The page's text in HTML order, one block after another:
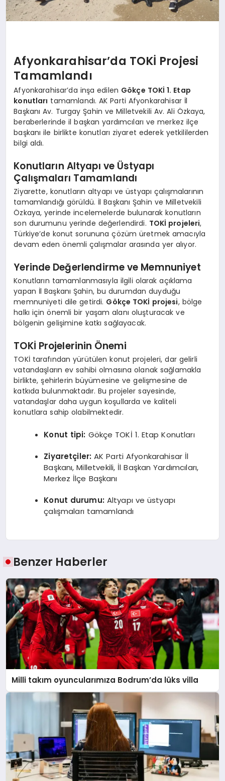
TEKNOLOJI
Afyonkarahisar’da TOKİ Projesi
Tamamlandı
Afyonkarahisar’da inşa edilen Gökçe TOKİ 1. Etap
konutları tamamlandı. AK Parti Afyonkarahisar İl
Başkanı Av. Turgay Şahin ve Milletvekili Av. Ali Özkaya,
beraberlerinde il başkan yardımcıları ve merkez ilçe
başkanı ile birlikte konutları ziyaret ederek yetkililerden
bilgi aldı.
Konutların Altyapı ve Üstyapı
Çalışmaları Tamamlandı
Ziyarette, konutların altyapı ve üstyapı çalışmalarının
tamamlandığı görüldü. İl Başkanı Şahin ve Milletvekili
Özkaya, yerinde incelemelerde bulunarak konutların
son durumunu yerinde değerlendirdi. TOKİ projeleri,
Türkiye’de konut sorununa çözüm üretmek amacıyla
devam eden önemli çalışmalar arasında yer alıyor.
Yerinde Değerlendirme ve Memnuniyet
Konutların tamamlanmasıyla ilgili olarak açıklama
yapan İl Başkanı Şahin, bu durumdan duyduğu
memnuniyeti dile getirdi. Gökçe TOKİ projesi, bölge
halkı için önemli bir yaşam alanı oluşturacak ve
bölgenin gelişimine katkı sağlayacak.
TOKİ Projelerinin Önemi
TOKİ tarafından yürütülen konut projeleri, dar gelirli
vatandaşların ev sahibi olmasına olanak sağlamakla
birlikte, şehirlerin büyümesine ve gelişmesine de
katkıda bulunmaktadır. Bu projeler sayesinde,
vatandaşlar daha uygun koşullarda ve kaliteli
konutlara sahip olabilmektedir.
Konut tipi: Gökçe TOKİ 1. Etap Konutları
Ziyaretçiler: AK Parti Afyonkarahisar İl
Başkanı, Milletvekili, İl Başkan Yardımcıları,
Merkez İlçe Başkanı
Konut durumu: Altyapı ve üstyapı
çalışmaları tamamlandı
Benzer Haberler
Milli takım oyuncularımıza Bodrum’da lüks villa